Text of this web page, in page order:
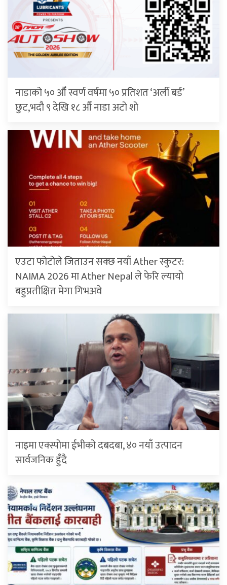
नाडाको ५० औँ स्वर्ण वर्षमा ५० प्रतिशत ‘अर्ली बर्ड’
छुट,भदौ ९ देखि १८ औँ नाडा अटो शो
एउटा फोटोले जिताउन सक्छ नयाँ Ather स्कुटर:
NAIMA 2026 मा Ather Nepal ले फेरि ल्यायो
बहुप्रतीक्षित मेगा गिभअवे
नाइमा एक्स्पोमा ईभीको दबदबा, ४० नयाँ उत्पादन
सार्वजनिक हुँदै